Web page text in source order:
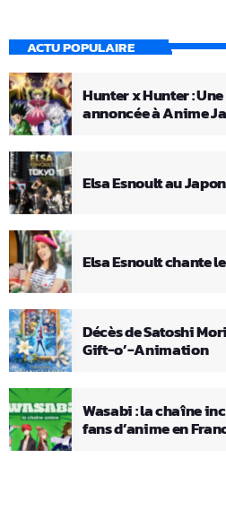
ACTU POPULAIRE
Hunter x Hunter :
annoncée à Anime
Elsa Esnoult au Japon
Elsa Esnoult chante
Décès de Satoshi
Gift-o’-Animation
Wasabi : la chaîne
fans d’anime en